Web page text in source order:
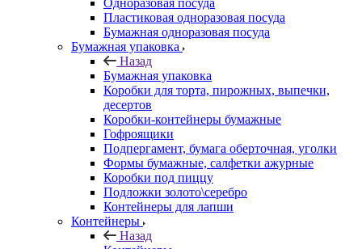
Одноразовая посуда
Пластиковая одноразовая посуда
Бумажная одноразовая посуда
Бумажная упаковка
Назад
Бумажная упаковка
Коробки для торта, пирожных, выпечки,
десертов
Коробки-контейнеры бумажные
Гофроящики
Подпергамент, бумага оберточная, уголки
Формы бумажные, салфетки ажурные
Коробки под пиццу
Подложки золото\серебро
Контейнеры для лапши
Контейнеры
Назад